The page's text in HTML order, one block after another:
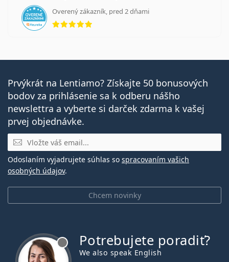
Overený zákazník, pred 2 dňami
hodnotenie 5 z 5
Prvýkrát na Lentiamo? Získajte 50 bonusových
bodov za prihlásenie sa k odberu nášho
newslettra a vyberte si darček zdarma k vašej
prvej objednávke.
E-mail
Chcem novinky
Odoslaním vyjadrujete súhlas so spracovaním vašich
osobných údajov.
Potrebujete poradiť?
We also speak English